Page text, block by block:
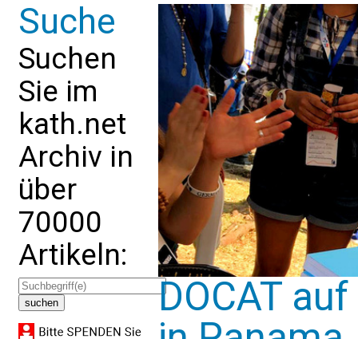
Suche
Suchen
Sie im
kath.net
Archiv in
über
70000
Artikeln:
DOCAT